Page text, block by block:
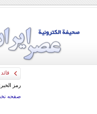
رمز الخبر:
صفحه